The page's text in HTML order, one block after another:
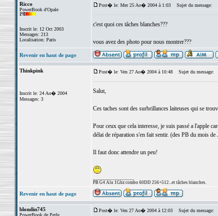
Ricco
PowerBook d'Opale
Inscrit le: 12 Oct 2003
Messages: 213
Localisation: Paris
Post� le: Mer 25 Ao� 2004 à 1:03 Sujet du message:
c'est quoi ces tâches blanches???
vous avez des photo pour nous montrer???
Revenir en haut de page
Thinkpink
Inscrit le: 24 Ao� 2004
Messages: 3
Post� le: Ven 27 Ao� 2004 à 10:48 Sujet du message:
Salut,
Ces taches sont des surbrillances laiteuses qui se
Pour ceux que cela interesse, je suis passé a l'apple
délai de réparation s'en fait sentir. (des PB du mois
Il faut donc attendre un peu!
PB G4 Alu 1Ghz combo 60DD 256+512...et tâches blanches.
Revenir en haut de page
blondin745
PowerBook de Perle
Post� le: Ven 27 Ao� 2004 à 12:03 Sujet du message: